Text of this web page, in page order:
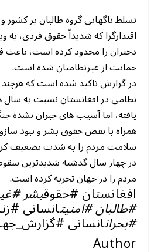
تسلط ناگهانی گروه طالبان بر کشور
اقتدارگرا که شدیداً حقوق فردی، به
دختران را محدود کرده است،
حمایت از غیرنظامیان شده است.
در گزارش تاکید شده است که
نظامی در افغانستان نسبت به
یافته، اما آسیب های جبران نشده
همراه با نقض حقوق بشر و نبود
سلامت مردم را به شدت تضعیف
در چهار سال گذشته شدیدترین
مردم را در جهان تجربه کرده است.
افغانستان #حقوقبشر
#طالبان #امنیتانسانی
#بحرانانسانی
Author